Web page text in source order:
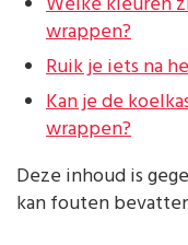
wrappen?
Ruik je iets na
Kan je de
wrappen?
Deze inhoud is
kan fouten